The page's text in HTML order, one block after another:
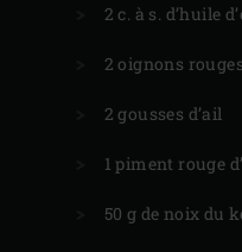
2 c. à s. d’huile
2 oignons rouges
2 gousses d’ail
1 piment rouge
50 g de noix du